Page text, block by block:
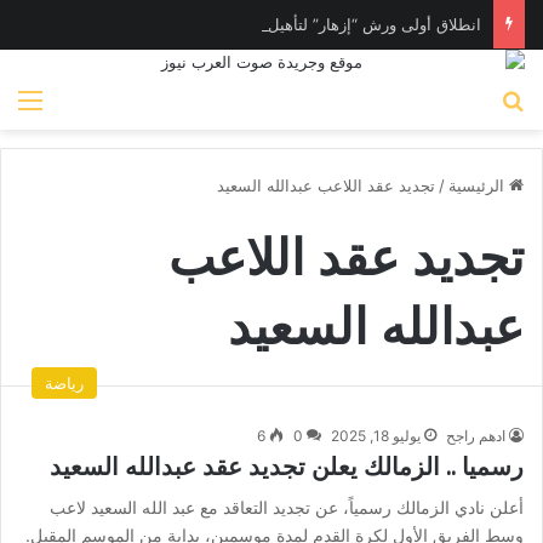
الرئيسية / تجديد عقد اللاعب عبدالله السعيد
تجديد عقد اللاعب
عبدالله السعيد
رياضة
ادهم راجح يوليو 18, 2025 0
6
رسميا .. الزمالك يعلن تجديد عقد عبدالله السعيد
أعلن نادي الزمالك رسمياً، عن تجديد التعاقد مع عبد الله السعيد لاعب
وسط الفريق الأول لكرة القدم لمدة موسمين، بداية من الموسم المقبل.